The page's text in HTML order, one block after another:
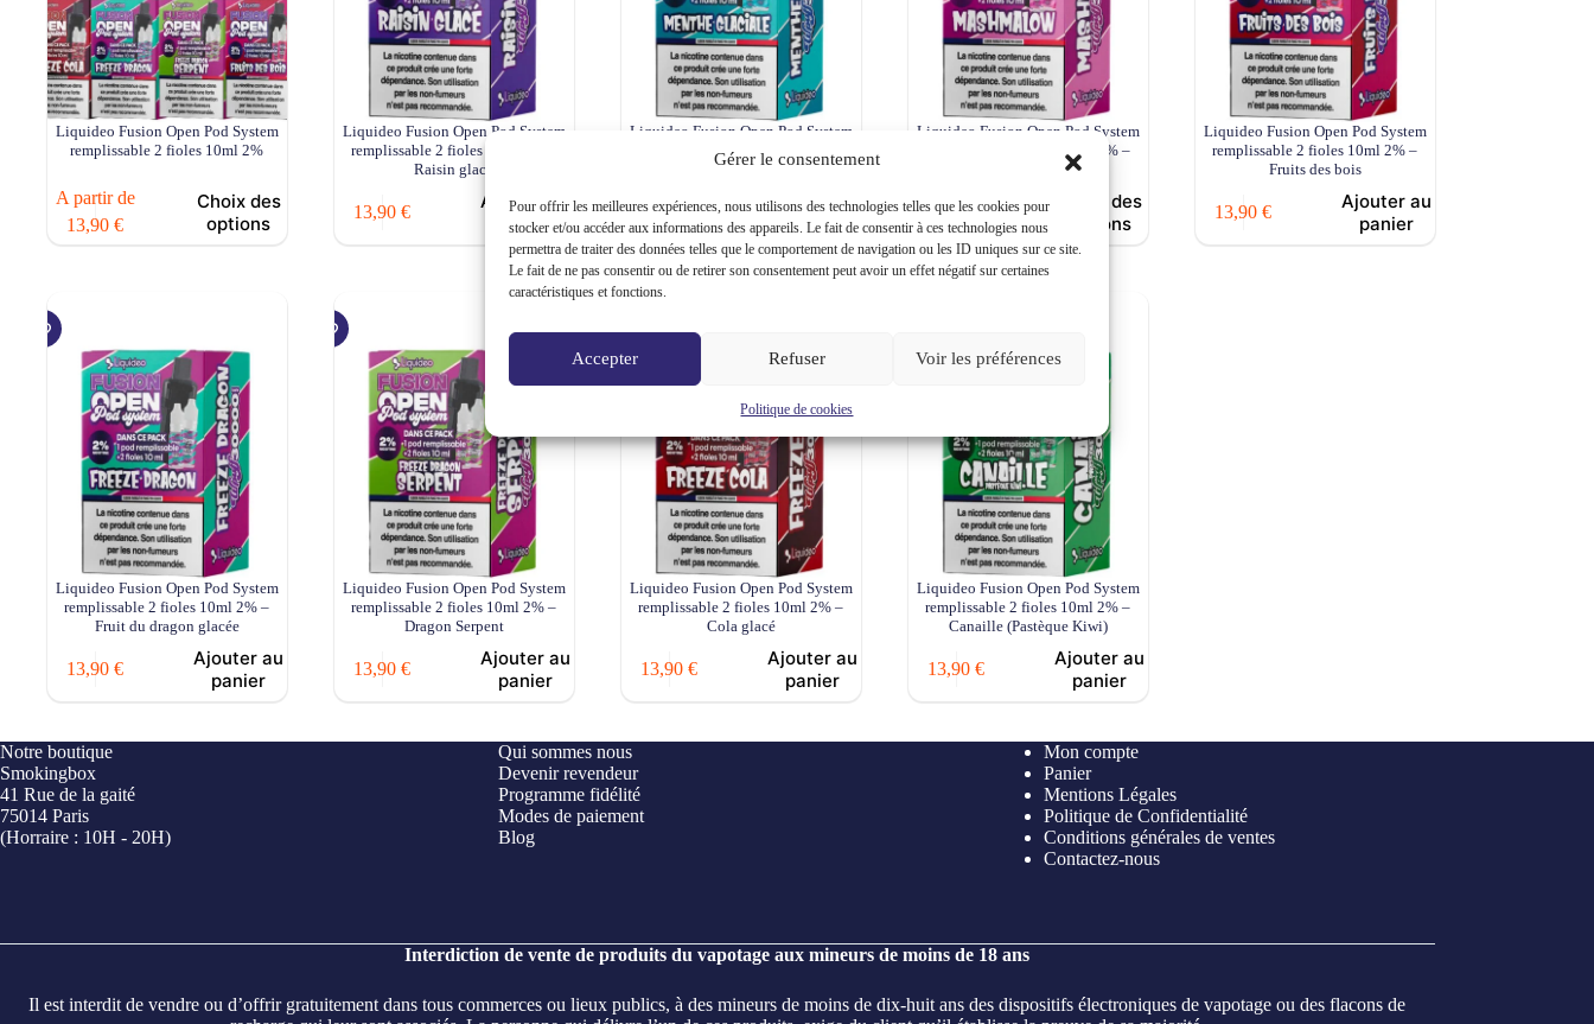
Gérer le consentement
Pour offrir les meilleures expériences, nous utilisons des technologies telles que les cookies pour
stocker et/ou accéder aux informations des appareils. Le fait de consentir à ces technologies nous
permettra de traiter des données telles que le comportement de navigation ou les ID uniques sur ce site.
Le fait de ne pas consentir ou de retirer son consentement peut avoir un effet négatif sur certaines
caractéristiques et fonctions.
Accepter Refuser Voir les préférences
Politique de cookies
Liquideo Fusion Open Pod System
remplissable 2 fioles 10ml 2%
A partir de
13,90€
Choix des
options
produit
options
peuvent
produit
Liquideo Fusion Open Pod System
remplissable 2 fioles 10ml 2% –
Raisin glacé
13,90€
Ajouter au
panier
Liquideo Fusion Open Pod System
remplissable 2 fioles 10ml 2% –
Menthe glaciale
13,90€
Choix des
options
Liquideo Fusion Open Pod System
remplissable 2 fioles 10ml 2% –
Mashmallow
13,90€
Choix des
options
Liquideo Fusion Open Pod System
remplissable 2 fioles 10ml 2% –
Fruits des bois
13,90€
Ajouter au
panier
Liquideo Fusion Open Pod System
remplissable 2 fioles 10ml 2% –
Fruit du dragon glacée
13,90€
Ajouter au
panier
Liquideo Fusion Open Pod System
remplissable 2 fioles 10ml 2% –
Dragon Serpent
13,90€
Ajouter au
panier
Liquideo Fusion Open Pod System
remplissable 2 fioles 10ml 2% –
Cola glacé
13,90€
Ajouter au
panier
Liquideo Fusion Open Pod System
remplissable 2 fioles 10ml 2% –
Canaille (Pastèque Kiwi)
13,90€
Ajouter au
panier
Notre boutique
Smokingbox
41 Rue de la gaité
75014 Paris
(Horraire : 10H - 20H)
Qui sommes nous
Devenir revendeur
Programme fidélité
Modes de paiement
Blog
Mon compte
Panier
Mentions Légales
Politique de Confidentialité
Conditions générales de ventes
Contactez-nous
Interdiction de vente de produits du vapotage aux mineurs de moins de 18 ans
Il est interdit de vendre ou d’offrir gratuitement dans tous commerces ou lieux publics, à des mineurs de moins de dix-huit ans des dispositifs électroniques de vapotage ou des flacons de